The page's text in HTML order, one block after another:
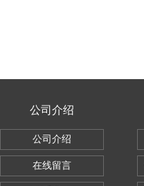
公司介绍
公司介绍
在线留言